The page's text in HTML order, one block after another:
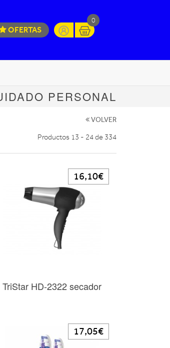
OFERTAS
0
MOVILIDAD URBANA
PERSONAL
VOLVER
Productos 13 - 24 de 334
TriStar HD-2322 secador
16,10€
17,05€